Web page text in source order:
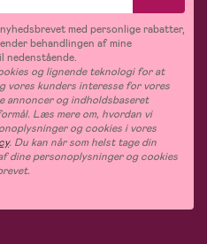
med personlige rabatter,
behandlingen af mine
nedenstående.
og lignende teknologi for at
vores kunders interesse for vores
annoncer og indholdsbaseret
Læs mere om, hvordan vi
og cookies i vores
. Du kan når som helst tage din
dine personoplysninger og cookies